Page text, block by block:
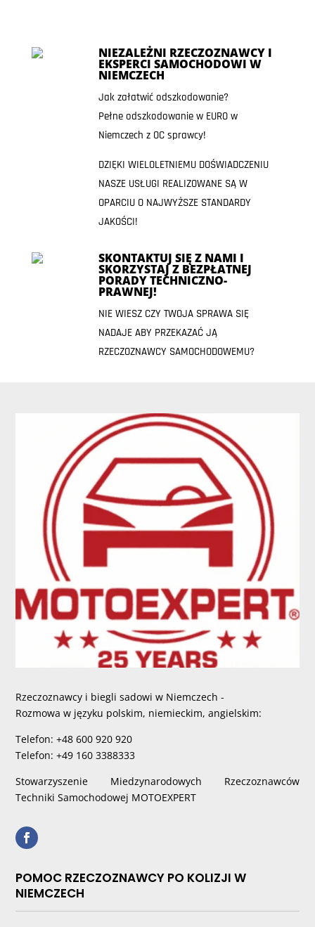
NIEZALEŻNI RZECZOZNAWCY I
EKSPERCI SAMOCHODOWI W
NIEMCZECH
Jak załatwić odszkodowanie?
Pełne odszkodowanie w EURO w
Niemczech z OC sprawcy!
DZIĘKI WIELOLETNIEMU DOŚWIADCZENIU
NASZE USŁUGI REALIZOWANE SĄ W
OPARCIU O NAJWYŻSZE STANDARDY
JAKOŚCI!
SKONTAKTUJ SIĘ Z NAMI I
SKORZYSTAJ Z BEZPŁATNEJ
PORADY TECHNICZNO-
PRAWNEJ!
NIE WIESZ CZY TWOJA SPRAWA SIĘ
NADAJE ABY PRZEKAZAĆ JĄ
RZECZOZNAWCY SAMOCHODOWEMU?
Rzeczoznawcy i biegli sadowi w Niemczech -
Rozmowa w języku polskim, niemieckim, angielskim:
Telefon: +48 600 920 920
Telefon: +49 160 3388333
Stowarzyszenie Miedzynarodowych Rzeczoznawców
Techniki Samochodowej MOTOEXPERT
POMOC RZECZOZNAWCY PO KOLIZJI W
NIEMCZECH